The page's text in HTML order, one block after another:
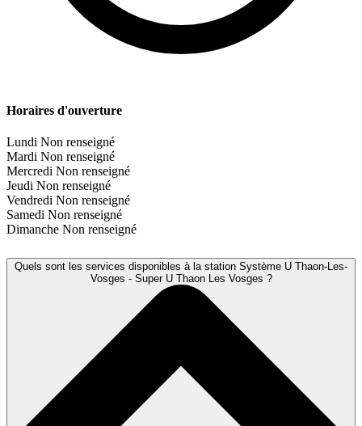
Horaires d'ouverture
Lundi Non renseigné
Mardi Non renseigné
Mercredi Non renseigné
Jeudi Non renseigné
Vendredi Non renseigné
Samedi Non renseigné
Dimanche Non renseigné
Quels sont les services disponibles à la station Système U Thaon-Les-
Vosges - Super U Thaon Les Vosges ?